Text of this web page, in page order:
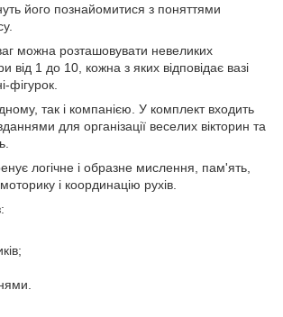
його познайомитися з поняттями
можна розташовувати невеликих
від 1 до 10, кожна з яких відповідає вазі
фігурок.
так і компанією. У комплект входить
для організації веселих вікторин та
логічне і образне мислення, пам'ять,
і координацію рухів.